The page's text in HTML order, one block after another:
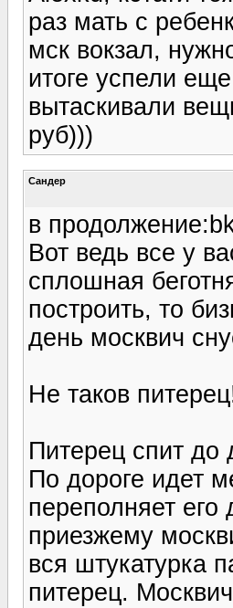
раз мать с
мск вокзал,
итоге успели
вытаскивали
руб)))
Сандер
в
Вот ведь все у
сплошная
построить, то
день москвич
Не таков
Питерец спит до
По дороге идет
переполняет
приезжему
вся штукатурка
питерец.